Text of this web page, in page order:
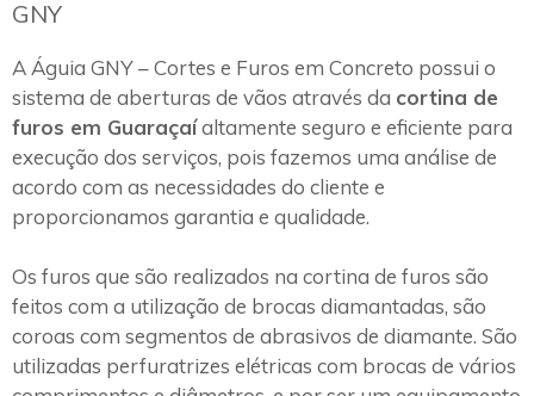
GNY
A Águia GNY – Cortes e Furos em Concreto possui o
sistema de aberturas de vãos através da cortina de
furos em Guaraçaíaltamente seguro e eficiente para
execução dos serviços, pois fazemos uma análise de
acordo com as necessidades do cliente e
proporcionamos garantia e qualidade.
Os furos que são realizados na cortina de furos são
feitos com a utilização de brocas diamantadas, são
coroas com segmentos de abrasivos de diamante. São
utilizadas perfuratrizes elétricas com brocas de vários